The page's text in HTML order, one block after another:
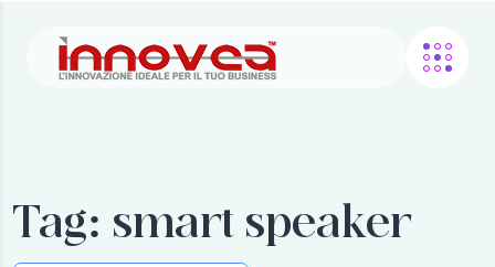
Tag: smart speaker